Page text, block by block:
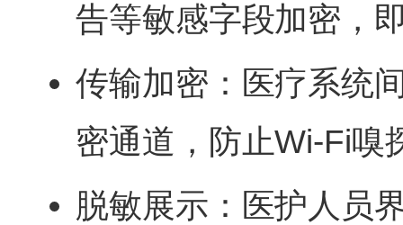
告等敏感字段加密，
传输加密：医疗系统
密通道，防止Wi-Fi嗅
脱敏展示：医护人员